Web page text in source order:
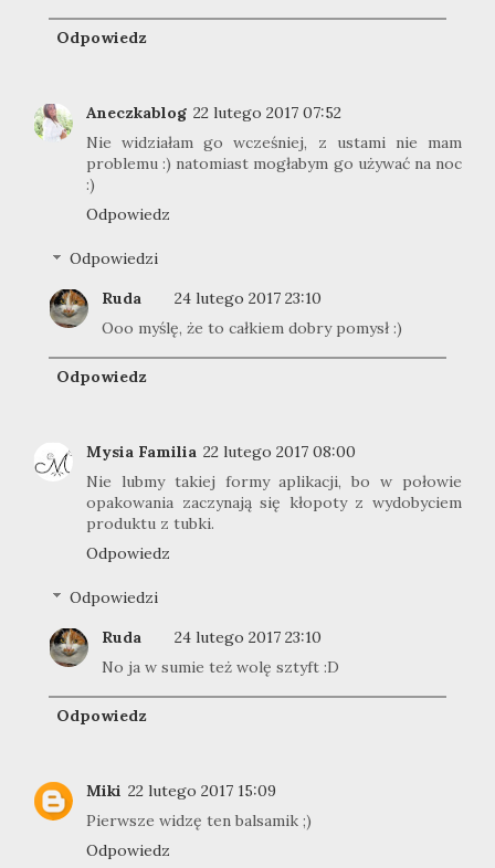
Odpowiedz
Aneczkablog 22 lutego 2017 07:52
Nie widziałam go wcześniej, z ustami nie mam
problemu :) natomiast mogłabym go używać na noc
:)
Odpowiedz
Odpowiedzi
Ruda
24 lutego 2017 23:10
Ooo myślę, że to całkiem dobry pomysł :)
Odpowiedz
Mysia Familia 22 lutego 2017 08:00
Nie lubmy takiej formy aplikacji, bo w połowie
opakowania zaczynają się kłopoty z wydobyciem
produktu z tubki.
Odpowiedz
Odpowiedzi
Ruda
24 lutego 2017 23:10
No ja w sumie też wolę sztyft :D
Odpowiedz
Miki 22 lutego 2017 15:09
Pierwsze widzę ten balsamik ;)
Odpowiedz